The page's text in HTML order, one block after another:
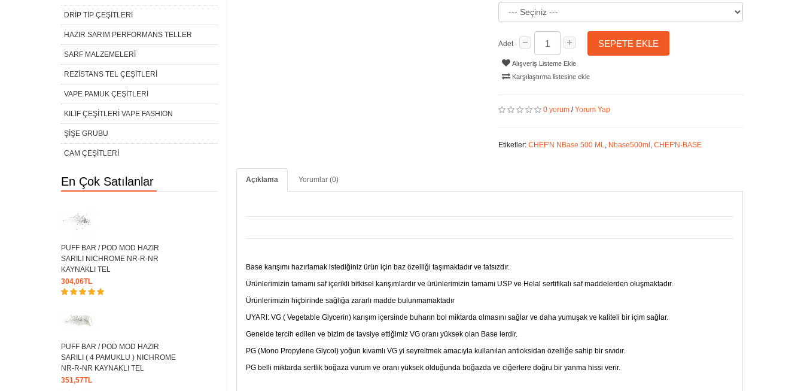
DRİP TİP ÇEŞİTLERİ
HAZIR SARIM PERFORMANS TELLER
SARF MALZEMELERİ
REZİSTANS TEL ÇEŞİTLERİ
VAPE PAMUK ÇEŞİTLERİ
KILIF ÇEŞİTLERİ VAPE FASHION
ŞİŞE GRUBU
CAM ÇEŞİTLERİ
En Çok Satılanlar
PUFF BAR / POD MOD HAZIR
SARILI NICHROME NR-R-NR
KAYNAKLI TEL
304,06TL
PUFF BAR / POD MOD HAZIR
SARILI ( 4 PAMUKLU ) NICHROME
NR-R-NR KAYNAKLI TEL
351,57TL
Adet SEPETE EKLE
Alışveriş Listeme Ekle
Karşılaştırma listesine ekle
0 yorum /Yorum Yap
Etiketler:CHEF'N NBase 500 ML, Nbase500ml ,CHEF'N-BASE
Açıklama Yorumlar (0)
Base karışımı hazırlamak istediğiniz ürün için baz özelliği taşımaktadır ve tatsızdır.
Ürünlerimizin tamamı saf içerikli bitkisel karışımlardır ve ürünlerimizin tamamı USP ve Helal sertifikalı saf maddelerden oluşmaktadır.
Ürünlerimizin hiçbirinde sağlığa zararlı madde bulunmamaktadır
UYARI: VG ( Vegetable Glycerin) karışım içersinde buharın bol miktarda olmasını sağlar ve daha yumuşak ve kaliteli bir içim sağlar.
Genelde tercih edilen ve bizim de tavsiye ettiğimiz VG oranı yüksek olan Base lerdir.
PG (Mono Propylene Glycol) yoğun kıvamlı VG yi seyreltmek amacıyla kullanılan antioksidan özelliğe sahip bir sıvıdır.
PG belli miktarda sertlik boğaza vurum ve oranı yüksek olduğunda boğazda ve ciğerlere doğru bir yanma hissi verir.